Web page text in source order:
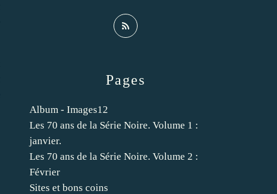
Pages
Album - Images12
Les 70 ans de la Série Noire. Volume 1 :
janvier.
Les 70 ans de la Série Noire. Volume 2 :
Février
Sites et bons coins